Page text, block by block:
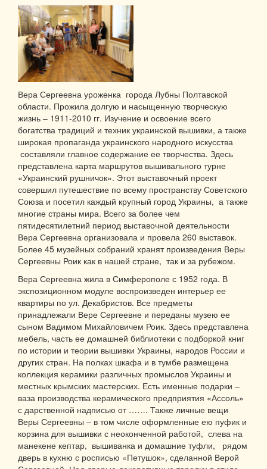
Вера Сергеевна уроженка города Лубны Полтавской
области. Прожила долгую и насыщенную творческую
жизнь – 1911-2010 гг. Изучение и освоение всего
богатства традиций и техник украинской вышивки, а также
широкая пропаганда украинского народного искусства
составляли главное содержание ее творчества. Здесь
представлена карта маршрутов вышивального турне
«Украинский рушничок». Этот выставочный проект
совершил путешествие по всему пространству Советского
Союза и посетил каждый крупный город Украины, а также
многие страны мира. Всего за более чем
пятидесятилетний период выставочной деятельности
Вера Сергеевна организовала и провела 260 выставок.
Более 45 музейных собраний хранят произведения Веры
Сергеевны Роик как в нашей стране, так и за рубежом.
Вера Сергеевна жила в Симферополе с 1952 года. В
экспозиционном модуле воспроизведен интерьер ее
квартиры по ул. Декабристов. Все предметы
принадлежали Вере Сергеевне и переданы музею ее
сыном Вадимом Михайловичем Роик. Здесь представлена
мебель, часть ее домашней библиотеки с подборкой книг
по истории и теории вышивки Украины, народов России и
других стран. На полках шкафа и в тумбе размещена
коллекция керамики различных промыслов Украины и
местных крымских мастерских. Есть именные подарки –
ваза производства керамического предприятия «Ассоль»
с дарственной надписью от ……. Также личные вещи
Веры Сергеевны – в том числе оформленные ею пуфик и
корзина для вышивки с неоконченной работой, слева на
манекене кептар, вышиванка и домашние туфли, рядом
дверь в кухню с росписью «Петушок», сделанной Верой